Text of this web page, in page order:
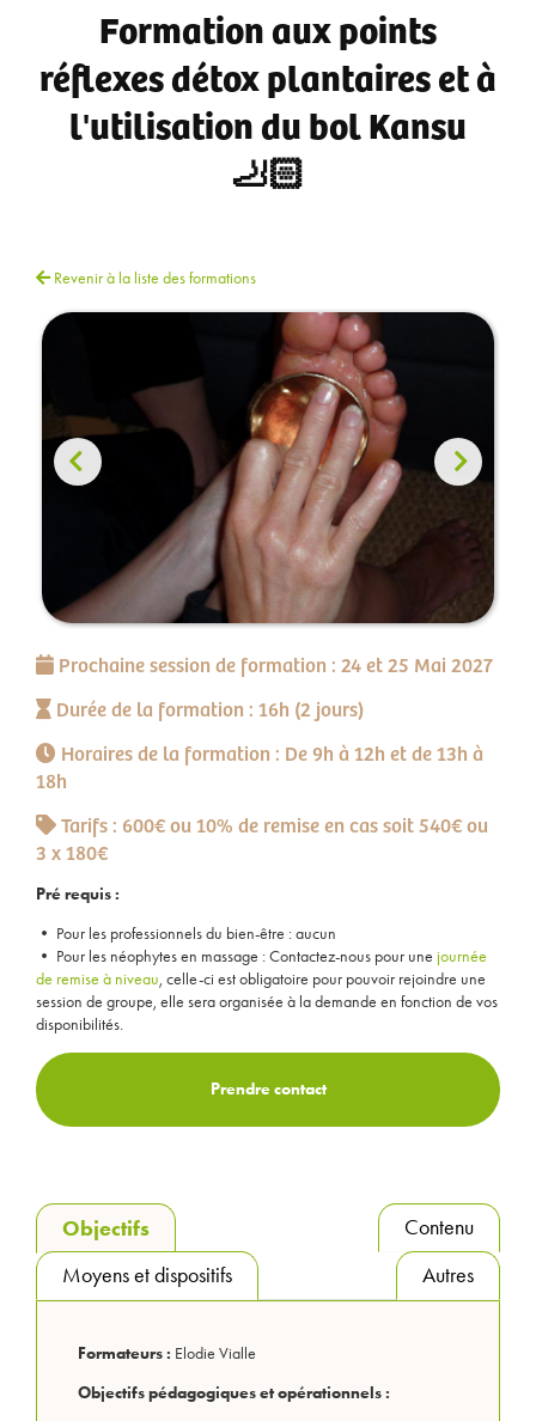
Formation aux points
réflexes détox plantaires et à
l'utilisation du bol Kansu
🦶🏻
Revenir à la liste des formations
Prochaine session de formation : 24 et 25 Mai 2027
Durée de la formation : 16h (2 jours)
Horaires de la formation : De 9h à 12h et de 13h à
18h
Tarifs : 600€ ou 10% de remise en cas soit 540€ ou
3 x 180€
Pré requis :
• Pour les professionnels du bien-être : aucun
• Pour les néophytes en massage : Contactez-nous pour une journée
de remise à niveau, celle-ci est obligatoire pour pouvoir rejoindre une
session de groupe, elle sera organisée à la demande en fonction de vos
disponibilités.
Prendre contact
Objectifs
Contenu
Moyens et dispositifs
Autres
Formateurs : Elodie Vialle
Objectifs pédagogiques et opérationnels :